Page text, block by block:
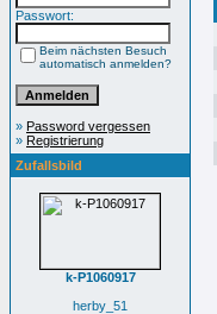
Passwort:
Beim nächsten Besuch
automatisch anmelden?
» Password vergessen
» Registrierung
Zufallsbild
k-P1060917
herby_51